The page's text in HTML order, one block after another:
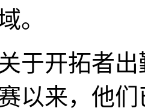
。
于开拓者
以来，他